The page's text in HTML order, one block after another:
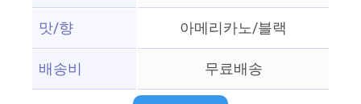
맛/향
아메리카노/블랙
배송비
무료배송